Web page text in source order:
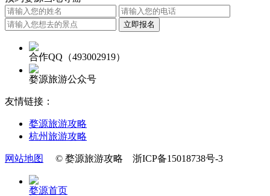
合作QQ（493002919）
婺源旅游公众号
友情链接：
婺源旅游攻略
杭州旅游攻略
网站地图 © 婺源旅游攻略 浙ICP备15018738号-3
婺源首页